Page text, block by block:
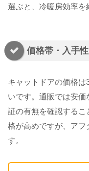
選ぶと、冷暖房効率を
価格帯・入手
キャットドアの価格
いです。通販では安
証の有無を確認する
格が高めですが、ア
す。